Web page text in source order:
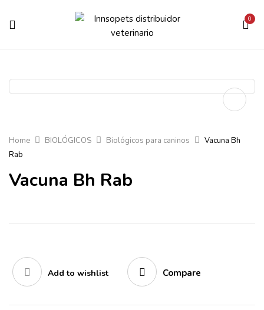
0
Home BIOLÓGICOS Biológicos para caninos
Vacuna Bh
Rab
Vacuna Bh Rab
Add to wishlist Compare